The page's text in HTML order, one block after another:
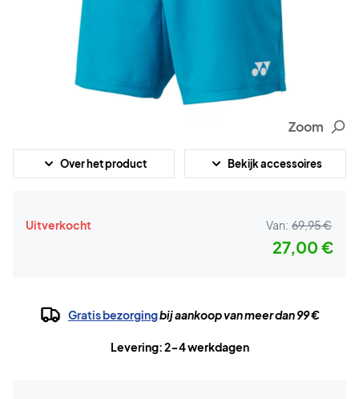
Zoom
Over het product Bekijk accessoires
Uitverkocht Van: 69,95 €
27,00 €
Gratis bezorgingbij aankoop van meer dan 99 €
Levering: 2-4 werkdagen